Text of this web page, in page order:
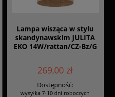
Lampa wisząca w stylu
skandynawskim JULITA
EKO 14W/rattan/CZ-Bz/G
269,00 zł
Dostępność:
wysyłka 7-10 dni roboczych